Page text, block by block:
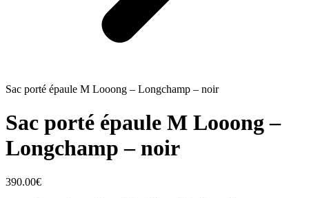
Sac porté épaule M Looong – Longchamp – noir
Sac porté épaule M Looong –
Longchamp – noir
390.00€